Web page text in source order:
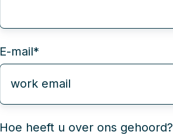
E-mail*
Hoe heeft u over ons gehoord?